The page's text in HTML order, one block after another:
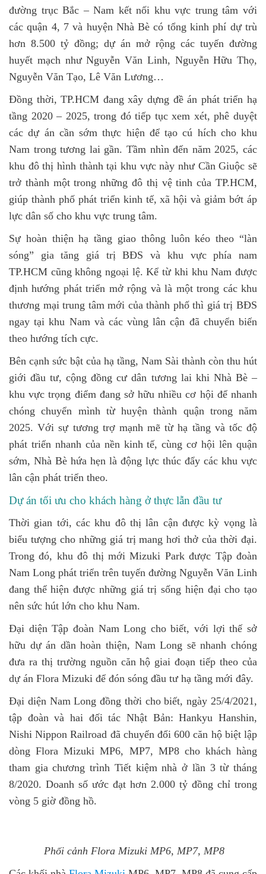
đường trục Bắc – Nam kết nối khu vực trung tâm với
các quận 4, 7 và huyện Nhà Bè có tổng kinh phí dự trù
hơn 8.500 tỷ đồng; dự án mở rộng các tuyến đường
huyết mạch như Nguyễn Văn Linh, Nguyễn Hữu Thọ,
Nguyễn Văn Tạo, Lê Văn Lương…
Đồng thời, TP.HCM đang xây dựng đề án phát triển hạ
tầng 2020 – 2025, trong đó tiếp tục xem xét, phê duyệt
các dự án cần sớm thực hiện để tạo cú hích cho khu
Nam trong tương lai gần. Tầm nhìn đến năm 2025, các
khu đô thị hình thành tại khu vực này như Cần Giuộc sẽ
trở thành một trong những đô thị vệ tinh của TP.HCM,
giúp thành phố phát triển kinh tế, xã hội và giảm bớt áp
lực dân số cho khu vực trung tâm.
Sự hoàn thiện hạ tầng giao thông luôn kéo theo “làn
sóng” gia tăng giá trị BĐS và khu vực phía nam
TP.HCM cũng không ngoại lệ. Kể từ khi khu Nam được
định hướng phát triển mở rộng và là một trong các khu
thương mại trung tâm mới của thành phố thì giá trị BĐS
ngay tại khu Nam và các vùng lân cận đã chuyển biến
theo hướng tích cực.
Bên cạnh sức bật của hạ tầng, Nam Sài thành còn thu hút
giới đầu tư, cộng đồng cư dân tương lai khi Nhà Bè –
khu vực trọng điểm đang sở hữu nhiều cơ hội để nhanh
chóng chuyển mình từ huyện thành quận trong năm
2025. Với sự tương trợ mạnh mẽ từ hạ tầng và tốc độ
phát triển nhanh của nền kinh tế, cùng cơ hội lên quận
sớm, Nhà Bè hứa hẹn là động lực thúc đẩy các khu vực
lân cận phát triển theo.
Dự án tối ưu cho khách hàng ở thực lẫn đầu tư
Thời gian tới, các khu đô thị lân cận được kỳ vọng là
biểu tượng cho những giá trị mang hơi thở của thời đại.
Trong đó, khu đô thị mới Mizuki Park được Tập đoàn
Nam Long phát triển trên tuyến đường Nguyễn Văn Linh
đang thể hiện được những giá trị sống hiện đại cho tạo
nên sức hút lớn cho khu Nam.
Đại diện Tập đoàn Nam Long cho biết, với lợi thế sở
hữu dự án dần hoàn thiện, Nam Long sẽ nhanh chóng
đưa ra thị trường nguồn căn hộ giai đoạn tiếp theo của
dự án Flora Mizuki để đón sóng đầu tư hạ tầng mới đây.
Đại diện Nam Long đồng thời cho biết, ngày 25/4/2021,
tập đoàn và hai đối tác Nhật Bản: Hankyu Hanshin,
Nishi Nippon Railroad đã chuyển đổi 600 căn hộ biệt lập
dòng Flora Mizuki MP6, MP7, MP8 cho khách hàng
tham gia chương trình Tiết kiệm nhà ở lần 3 từ tháng
8/2020. Doanh số ước đạt hơn 2.000 tỷ đồng chỉ trong
vòng 5 giờ đồng hồ.
Phối cảnh Flora Mizuki MP6, MP7, MP8